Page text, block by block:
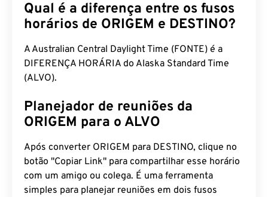
Qual é a diferença entre os fusos
horários de ORIGEM e DESTINO?
A Australian Central Daylight Time (FONTE) é a
DIFERENÇA HORÁRIA do Alaska Standard Time
(ALVO).
Planejador de reuniões da
ORIGEM para o ALVO
Após converter ORIGEM para DESTINO, clique no
botão "Copiar Link" para compartilhar esse horário
com um amigo ou colega. É uma ferramenta
simples para planejar reuniões em dois fusos